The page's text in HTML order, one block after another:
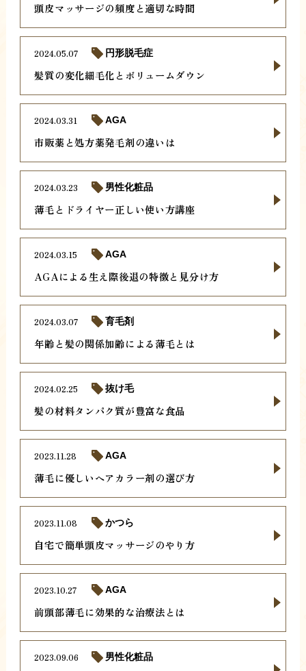
頭皮マッサージの頻度と適切な時間
髪質の変化細毛化とボリュームダウン
2024.05.07 円形脱毛症
市販薬と処方薬発毛剤の違いは
2024.03.31 AGA
薄毛とドライヤー正しい使い方講座
2024.03.23 男性化粧品
AGAによる生え際後退の特徴と見分け方
2024.03.15 AGA
年齢と髪の関係加齢による薄毛とは
2024.03.07 育毛剤
髪の材料タンパク質が豊富な食品
2024.02.25 抜け毛
薄毛に優しいヘアカラー剤の選び方
2023.11.28 AGA
自宅で簡単頭皮マッサージのやり方
2023.11.08 かつら
前頭部薄毛に効果的な治療法とは
2023.10.27 AGA
2023.09.06 男性化粧品